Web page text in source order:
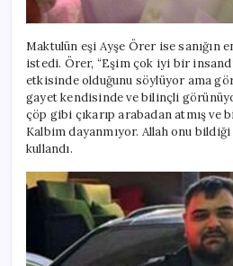
Maktulün eşi Ayşe Örer ise sanığın
istedi. Örer, “Eşim çok iyi bir
etkisinde olduğunu söylüyor ama
gayet kendisinde ve bilinçli
çöp gibi çıkarıp arabadan atmış ve
Kalbim dayanmıyor. Allah onu
kullandı.